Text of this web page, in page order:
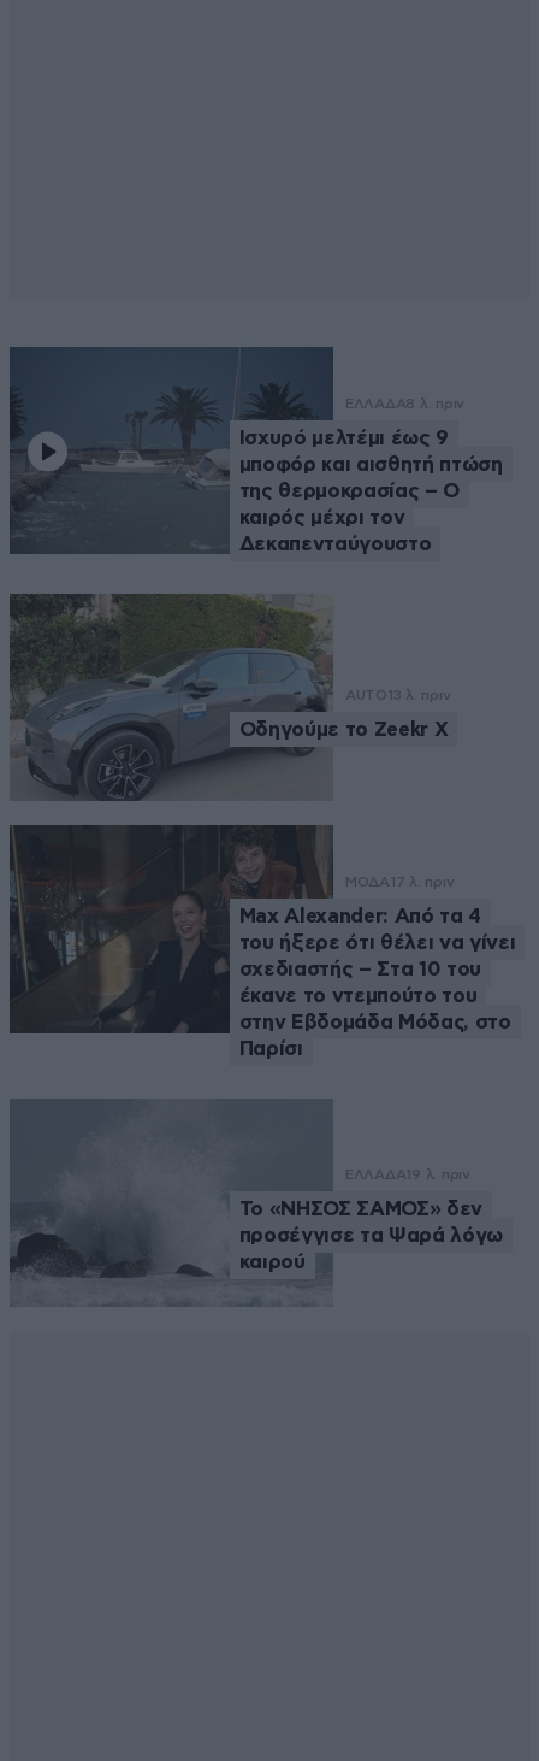
ΕΛΛΑΔΑ8 λ. πριν
Ισχυρό μελτέμι έως 9
μποφόρ και αισθητή πτώση
της θερμοκρασίας – O
καιρός μέχρι τον
Δεκαπενταύγουστο
AUTO 13 λ. πριν
Οδηγούμε το Zeekr X
ΜΟΔΑ 17 λ. πριν
Max Alexander: Από τα 4
του ήξερε ότι θέλει να γίνει
σχεδιαστής – Στα 10 του
έκανε το ντεμπούτο του
στην Εβδομάδα Μόδας, στο
Παρίσι
ΕΛΛΑΔΑ 19 λ. πριν
Το «ΝΗΣΟΣ ΣΑΜΟΣ» δεν
προσέγγισε τα Ψαρά λόγω
καιρού